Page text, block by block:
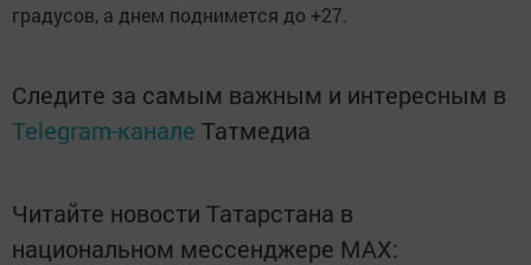
градусов, а днем поднимется до +27.
Следите за самым важным и интересным в
Telegram-канале Татмедиа
Читайте новости Татарстана в
национальном мессенджере MАХ: